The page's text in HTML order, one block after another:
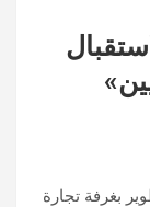
بغرفة تجارة